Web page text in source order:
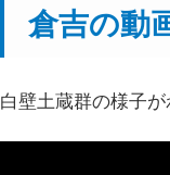
倉吉の動
白壁土蔵群の様子